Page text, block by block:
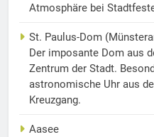
Atmosphäre bei
St. Paulus-Dom
Der imposante Dom aus
Zentrum der Stadt.
astronomische Uhr aus
Kreuzgang.
Aasee